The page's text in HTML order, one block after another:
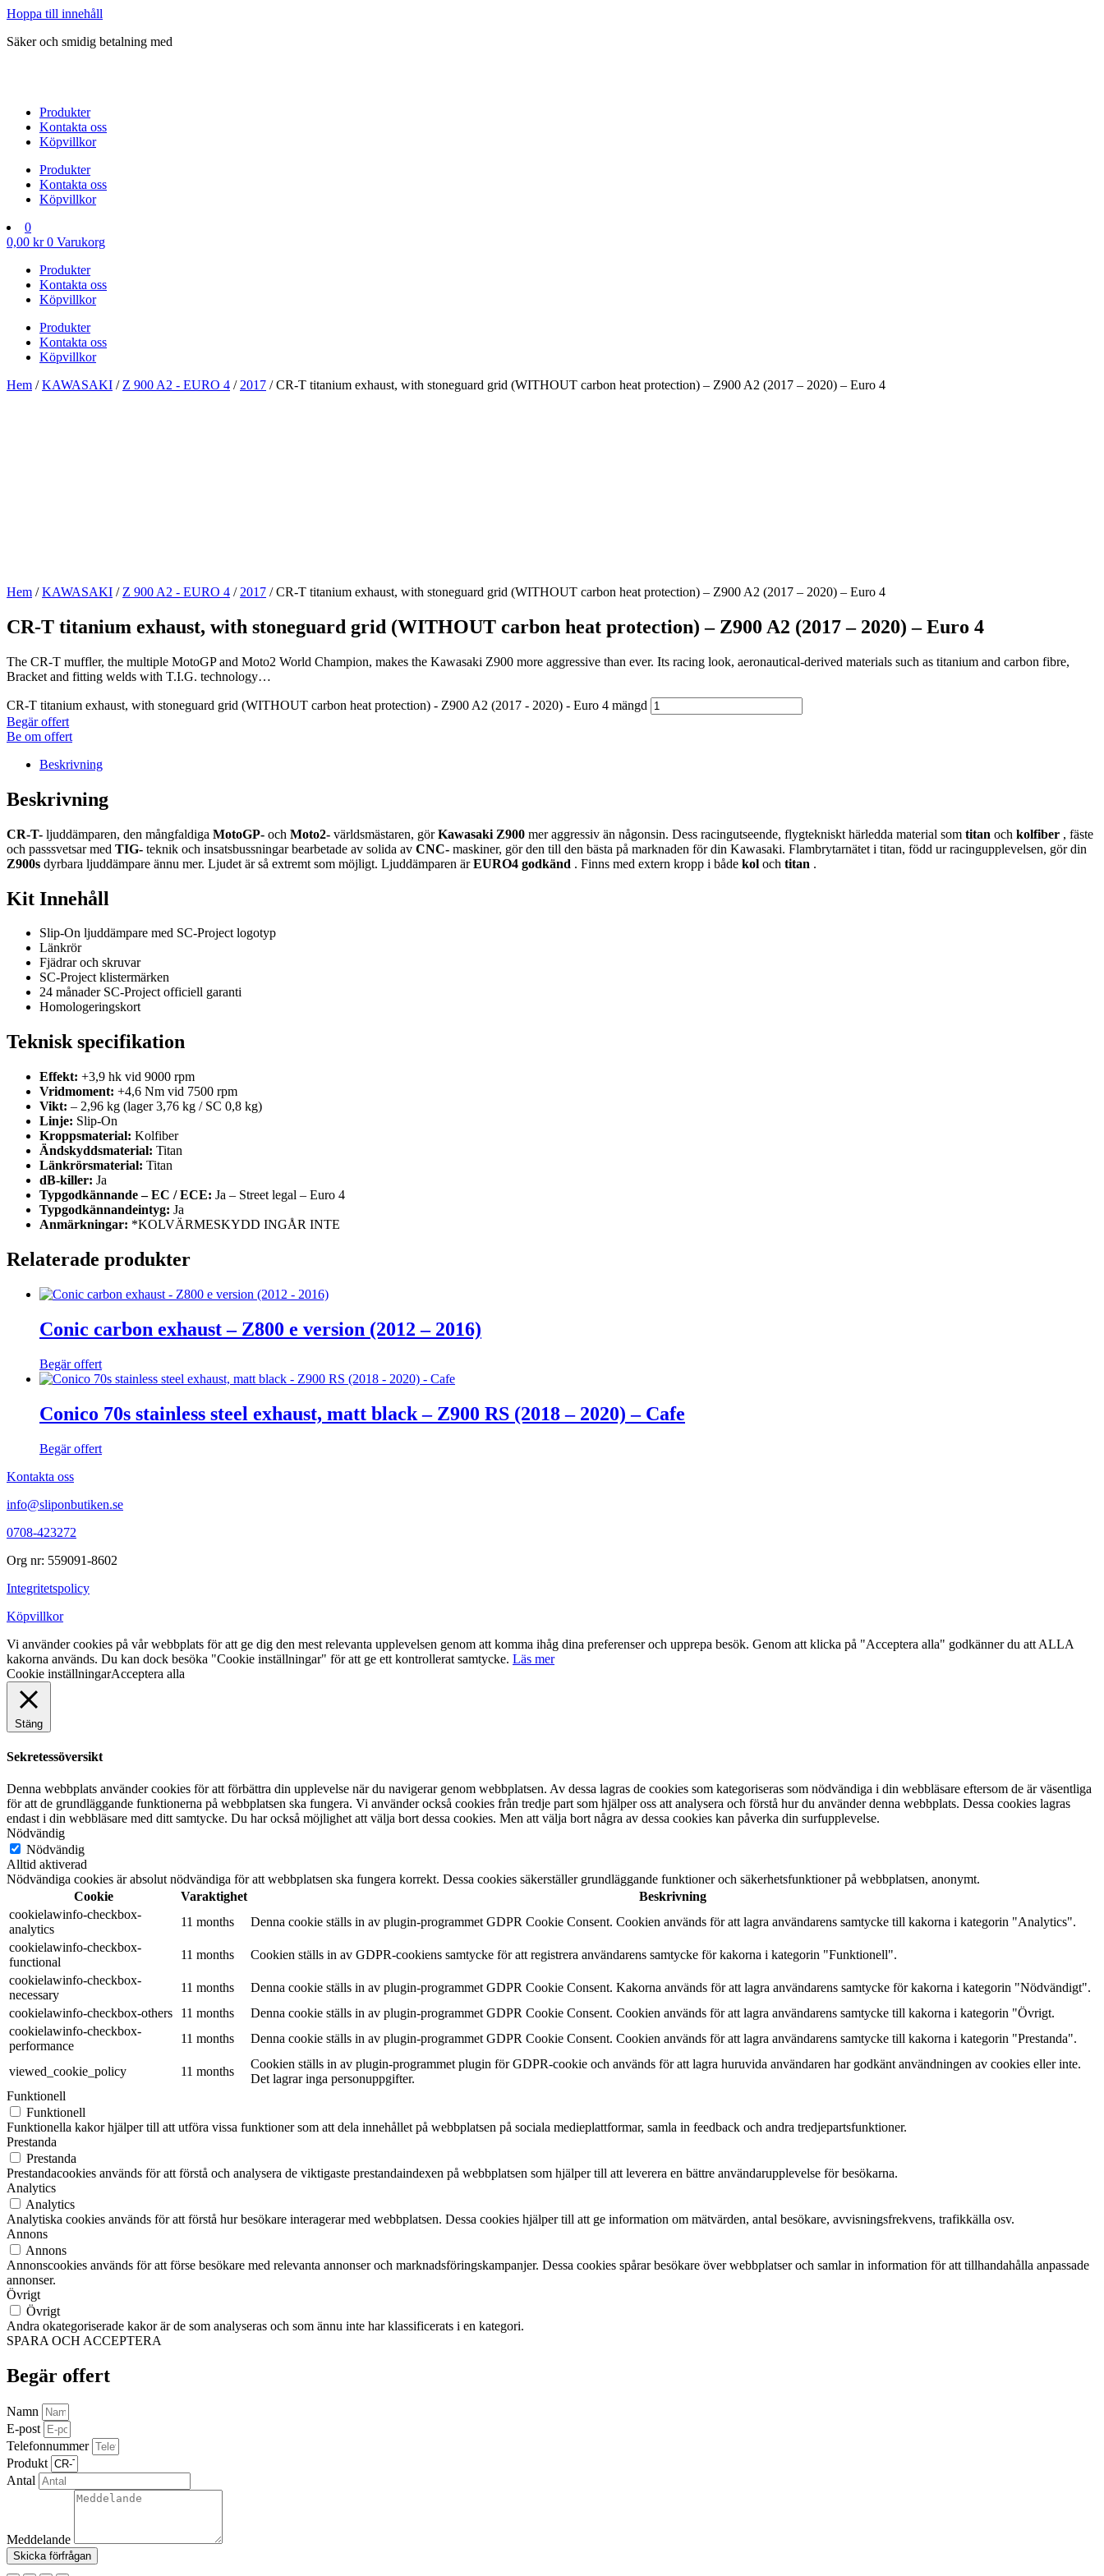
Hoppa till innehåll
Säker och smidig betalning med
Produkter
Kontakta oss
Köpvillkor
Produkter
Kontakta oss
Köpvillkor
0
0,00 kr 0 Varukorg
Produkter
Kontakta oss
Köpvillkor
Produkter
Kontakta oss
Köpvillkor
Hem /KAWASAKI / Z 900 A2 - EURO 4 / 2017 / CR-T titanium exhaust, with stoneguard grid (WITHOUT carbon heat protection) – Z900 A2 (2017 – 2020) – Euro 4
Hem /KAWASAKI / Z 900 A2 - EURO 4 / 2017 / CR-T titanium exhaust, with stoneguard grid (WITHOUT carbon heat protection) – Z900 A2 (2017 – 2020) – Euro 4
CR-T titanium exhaust, with stoneguard grid (WITHOUT carbon heat protection) – Z900 A2 (2017 – 2020) – Euro 4
The CR-T muffler, the multiple MotoGP and Moto2 World Champion, makes the Kawasaki Z900 more aggressive than ever. Its racing look, aeronautical-derived materials such as titanium and carbon fibre,
Bracket and fitting welds with T.I.G. technology…
CR-T titanium exhaust, with stoneguard grid (WITHOUT carbon heat protection) - Z900 A2 (2017 - 2020) - Euro 4 mängd
Begär offert
Be om offert
Beskrivning
Beskrivning
CR-T- ljuddämparen, den mångfaldiga MotoGP- och Moto2- världsmästaren, görKawasaki Z900 mer aggressiv än någonsin. Dess racingutseende, flygtekniskt härledda material som titan och kolfiber , fäste
och passsvetsar med TIG- teknik och insatsbussningar bearbetade av solida av CNC- maskiner, gör den till den bästa på marknaden för din Kawasaki. Flambrytarnätet i titan, född ur racingupplevelsen, gör din
Z900s dyrbara ljuddämpare ännu mer. Ljudet är så extremt som möjligt. Ljuddämparen ärEURO4 godkänd . Finns med extern kropp i både kol och titan .
Kit Innehåll
Slip-On ljuddämpare med SC-Project logotyp
Länkrör
Fjädrar och skruvar
SC-Project klistermärken
24 månader SC-Project officiell garanti
Homologeringskort
Teknisk specifikation
Effekt: +3,9 hk vid 9000 rpm
Vridmoment: +4,6 Nm vid 7500 rpm
Vikt: – 2,96 kg (lager 3,76 kg / SC 0,8 kg)
Linje: Slip-On
Kroppsmaterial: Kolfiber
Ändskyddsmaterial: Titan
Länkrörsmaterial: Titan
dB-killer: Ja
Typgodkännande – EC / ECE: Ja – Street legal – Euro 4
Typgodkännandeintyg: Ja
Anmärkningar: *KOLVÄRMESKYDD INGÅR INTE
Relaterade produkter
Conic carbon exhaust – Z800 e version (2012 – 2016)
Begär offert
Conico 70s stainless steel exhaust, matt black – Z900 RS (2018 – 2020) – Cafe
Begär offert
Kontakta oss
info@sliponbutiken.se
0708-423272
Org nr: 559091-8602
Integritetspolicy
Köpvillkor
Vi använder cookies på vår webbplats för att ge dig den mest relevanta upplevelsen genom att komma ihåg dina preferenser och upprepa besök. Genom att klicka på "Acceptera alla" godkänner du att ALLA
kakorna används. Du kan dock besöka "Cookie inställningar" för att ge ett kontrollerat samtycke. Läs mer
Cookie inställningarAcceptera alla
Stäng
Sekretessöversikt
Denna webbplats använder cookies för att förbättra din upplevelse när du navigerar genom webbplatsen. Av dessa lagras de cookies som kategoriseras som nödvändiga i din webbläsare eftersom de är väsentliga
för att de grundläggande funktionerna på webbplatsen ska fungera. Vi använder också cookies från tredje part som hjälper oss att analysera och förstå hur du använder denna webbplats. Dessa cookies lagras
endast i din webbläsare med ditt samtycke. Du har också möjlighet att välja bort dessa cookies. Men att välja bort några av dessa cookies kan påverka din surfupplevelse.
Nödvändig
Nödvändig
Alltid aktiverad
Nödvändiga cookies är absolut nödvändiga för att webbplatsen ska fungera korrekt. Dessa cookies säkerställer grundläggande funktioner och säkerhetsfunktioner på webbplatsen, anonymt.
Cookie
Varaktighet
Beskrivning
cookielawinfo-checkbox-
analytics
11 months
Denna cookie ställs in av plugin-programmet GDPR Cookie Consent. Cookien används för att lagra användarens samtycke till kakorna i kategorin "Analytics".
cookielawinfo-checkbox-
functional
11 months
Cookien ställs in av GDPR-cookiens samtycke för att registrera användarens samtycke för kakorna i kategorin "Funktionell".
cookielawinfo-checkbox-
necessary
11 months
Denna cookie ställs in av plugin-programmet GDPR Cookie Consent. Kakorna används för att lagra användarens samtycke för kakorna i kategorin "Nödvändigt".
cookielawinfo-checkbox-others
11 months
Denna cookie ställs in av plugin-programmet GDPR Cookie Consent. Cookien används för att lagra användarens samtycke till kakorna i kategorin "Övrigt.
cookielawinfo-checkbox-
performance
11 months Denna cookie ställs in av plugin-programmet GDPR Cookie Consent. Cookien används för att lagra användarens samtycke till kakorna i kategorin "Prestanda".
viewed_cookie_policy 11 months
Cookien ställs in av plugin-programmet plugin för GDPR-cookie och används för att lagra huruvida användaren har godkänt användningen av cookies eller inte.
Det lagrar inga personuppgifter.
Funktionell
Funktionell
Funktionella kakor hjälper till att utföra vissa funktioner som att dela innehållet på webbplatsen på sociala medieplattformar, samla in feedback och andra tredjepartsfunktioner.
Prestanda
Prestanda
Prestandacookies används för att förstå och analysera de viktigaste prestandaindexen på webbplatsen som hjälper till att leverera en bättre användarupplevelse för besökarna.
Analytics
Analytics
Analytiska cookies används för att förstå hur besökare interagerar med webbplatsen. Dessa cookies hjälper till att ge information om mätvärden, antal besökare, avvisningsfrekvens, trafikkälla osv.
Annons
Annons
Annonscookies används för att förse besökare med relevanta annonser och marknadsföringskampanjer. Dessa cookies spårar besökare över webbplatser och samlar in information för att tillhandahålla anpassade
annonser.
Övrigt
Övrigt
Andra okategoriserade kakor är de som analyseras och som ännu inte har klassificerats i en kategori.
SPARA OCH ACCEPTERA
Begär offert
Namn
E-post
Telefonnummer
Produkt
Antal
Meddelande
Skicka förfrågan